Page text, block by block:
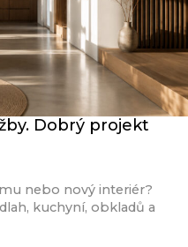
Dobrý projekt
nebo nový interiér?
kuchyní, obkladů a